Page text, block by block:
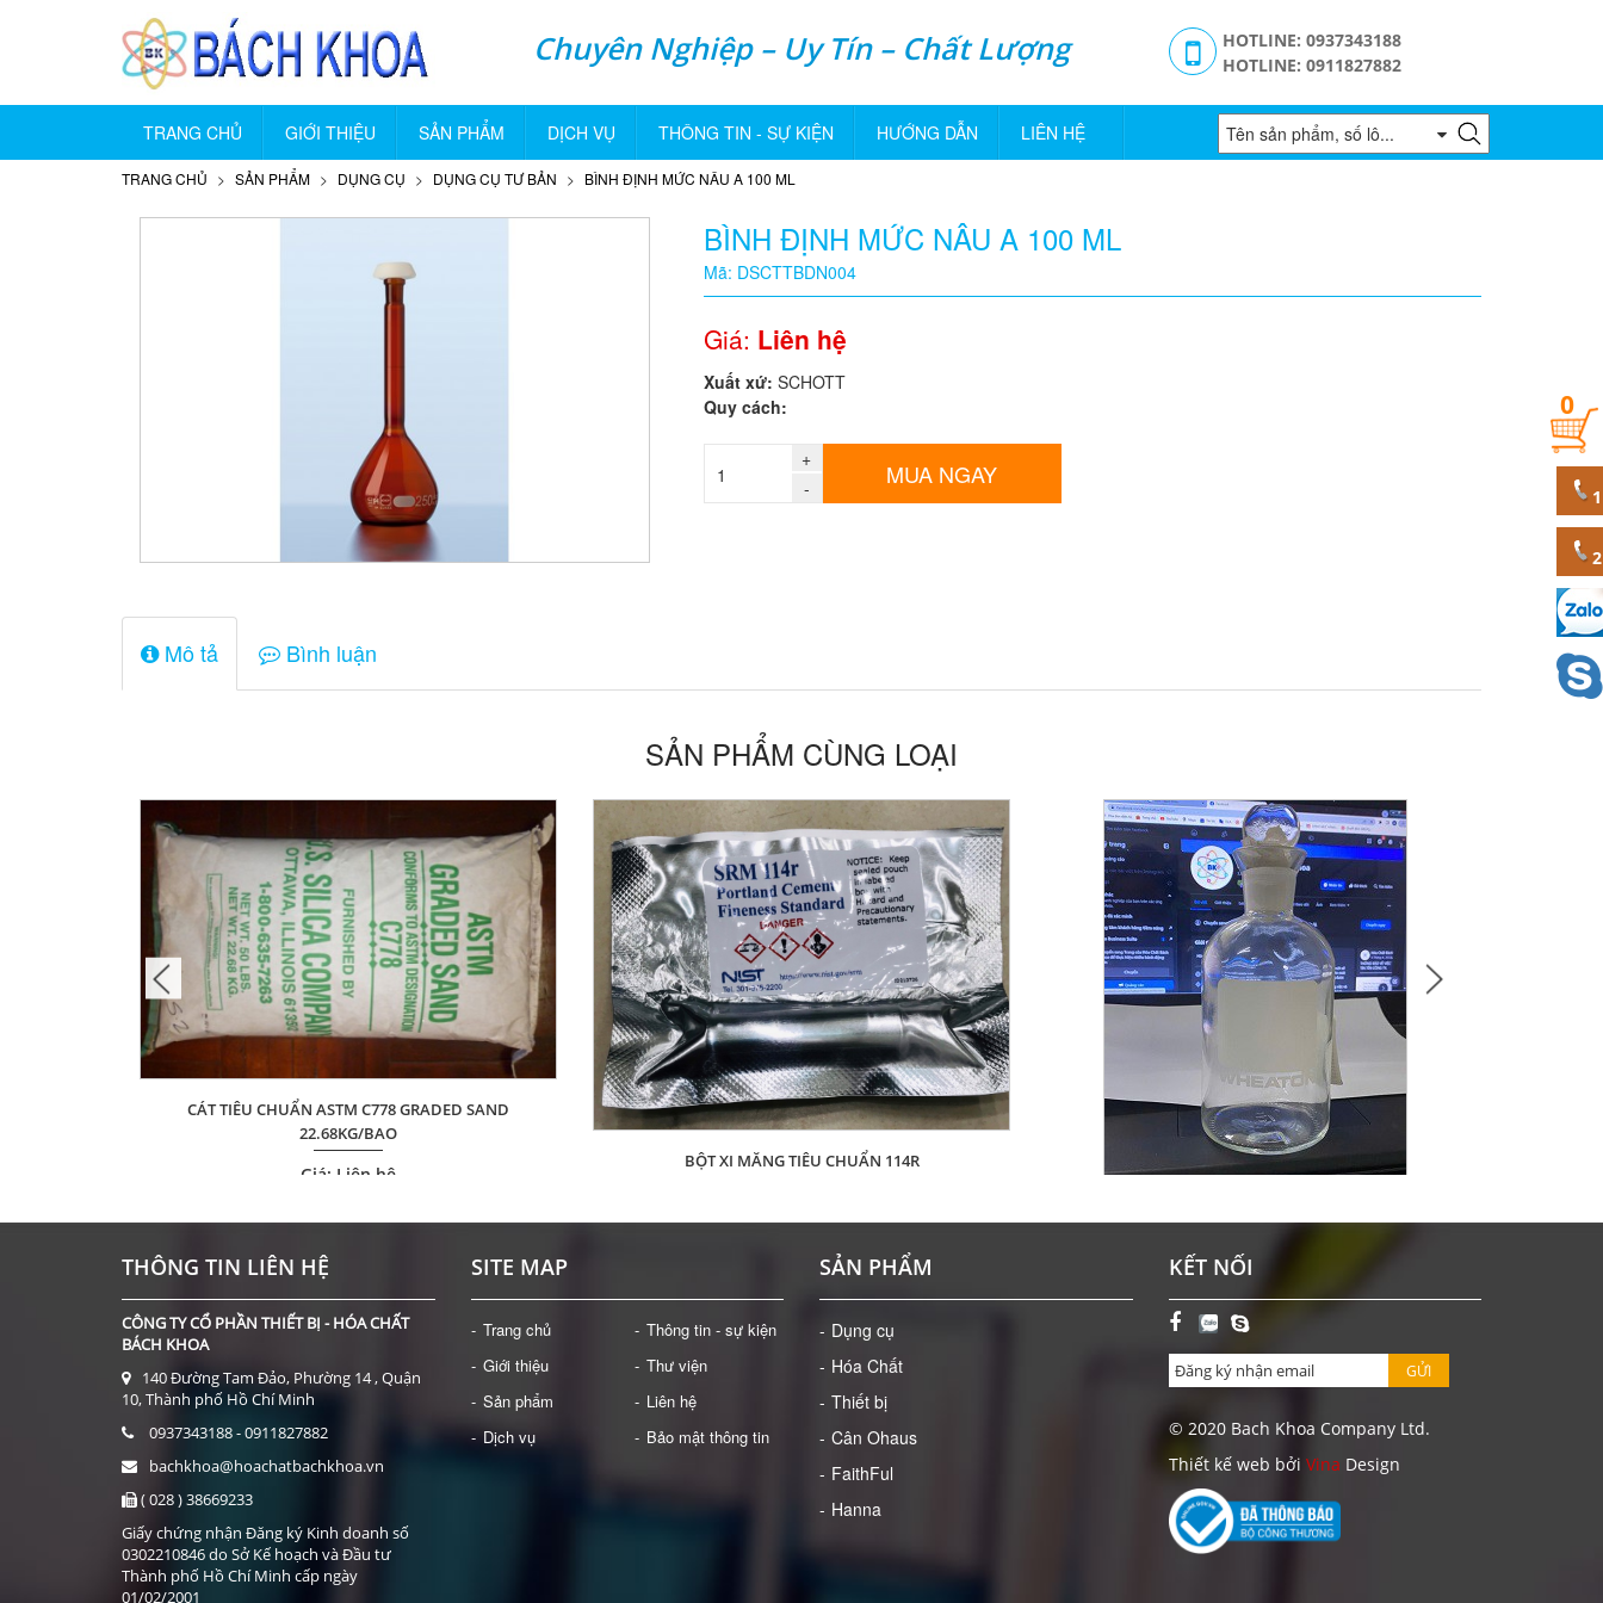
Chuyên Nghiệp – Uy Tín – Chất Lượng
HOTLINE: 0937343188
HOTLINE: 0911827882
TRANG CHỦ GIỚI THIỆU SẢN PHẨM DỊCH VỤ THÔNG TIN - SỰ KIỆN HƯỚNG DẪN LIÊN HỆ
0
TRANG CHỦ SẢN PHẨM DỤNG CỤ DỤNG CỤ TƯ BẢN BÌNH ĐỊNH MỨC NÂU A 100 ML
BÌNH ĐỊNH MỨC NÂU A 100 ML
Mã: DSCTTBDN004
Giá: Liên hệ
Xuất xứ: SCHOTT
Quy cách:
+
-
MUA NGAY
Mô tả Bình luận
SẢN PHẨM CÙNG LOẠI
CÁT TIÊU CHUẨN ASTM C778 GRADED SAND
22.68KG/BAO
Giá: Liên hệ
BỘT XI MĂNG TIÊU CHUẨN 114R
Giá: Liên hệ
ĐẶT HÀNG
THÔNG TIN LIÊN HỆ
CÔNG TY CỔ PHẦN THIẾT BỊ - HÓA CHẤT
BÁCH KHOA
140 Đường Tam Đảo, Phường 14 , Quận
10, Thành phố Hồ Chí Minh
0937343188 - 0911827882
bachkhoa@hoachatbachkhoa.vn
( 028 ) 38669233
Giấy chứng nhận Đăng ký Kinh doanh số
0302210846 do Sở Kế hoạch và Đầu tư
Thành phố Hồ Chí Minh cấp ngày
01/02/2001
SITE MAP
Trang chủ
Giới thiệu
Sản phẩm
Dịch vụ
Thông tin - sự kiện
Thư viện
Liên hệ
Bảo mật thông tin
SẢN PHẨM
Dụng cụ
Hóa Chất
Thiết bị
Cân Ohaus
FaithFul
Hanna
KẾT NỐI
GỬI
© 2020 Bach Khoa Company Ltd.
Thiết kế web bởi Vina Design